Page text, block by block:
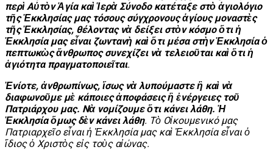
περὶ Αὐτὸν Ἁγία καὶ Ἱερὰ Σύνοδο κατέταξε στὸ ἁγιολόγιο
τῆς Ἐκκλησίας μας τόσους σύγχρονους ἁγίους μοναστὲς
τῆς Ἐκκλησίας, θέλοντας νὰ δείξει στὸν κόσμο ὅτι ἡ
Ἐκκλησία μας εἶναι ζωντανὴ καὶ ὅτι μέσα στὴν Ἐκκλησία ὁ
πεπτωκὼς ἄνθρωπος συνεχίζει νὰ τελειοῦται καὶ ὅτι ἡ
ἁγιότητα πραγματοποιεῖται.
Ἐνίοτε, ἀνθρωπίνως, ἴσως νὰ λυπούμαστε ἢ καὶ νὰ
διαφωνοῦμε μὲ κάποιες ἀποφάσεις ἢ ἐνέργειες τοῦ
Πατριάρχου μας. Νὰ νομίζουμε ὅτι κάνει λάθη. Ἡ
Ἐκκλησία ὅμως δὲν κάνει λάθη. Τὸ Οἰκουμενικό μας
Πατριαρχεῖο εἶναι ἡ Ἐκκλησία μας καὶ Ἐκκλησία εἶναι ὁ
ἴδιος ὁ Χριστὸς εἰς τοὺς αἰώνας.